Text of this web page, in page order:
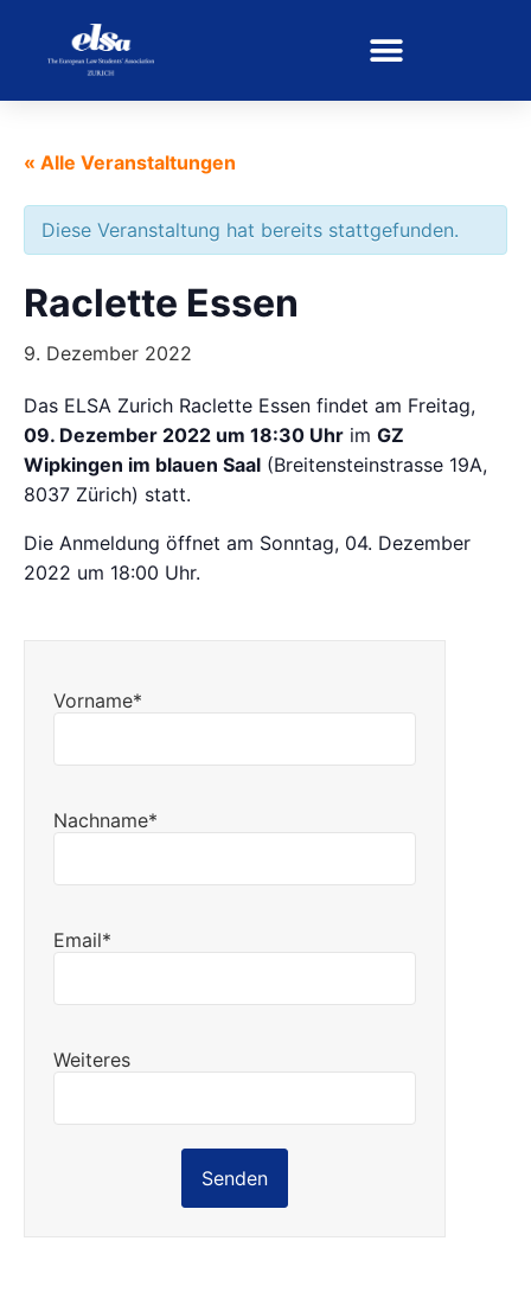
« Alle Veranstaltungen
Diese Veranstaltung hat bereits stattgefunden.
Raclette Essen
9. Dezember 2022
Das ELSA Zurich Raclette Essen findet am Freitag,
09. Dezember 2022 um 18:30 Uhr im GZ
Wipkingen im blauen Saal (Breitensteinstrasse 19A,
8037 Zürich) statt.
Die Anmeldung öffnet am Sonntag, 04. Dezember
2022 um 18:00 Uhr.
Vorname*
Nachname*
Email*
Weiteres
Senden